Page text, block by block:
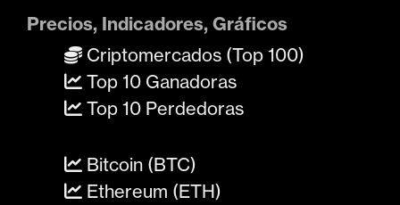
Precios, Indicadores, Gráficos
Criptomercados (Top 100)
Top 10 Ganadoras
Top 10 Perdedoras
Bitcoin (BTC)
Ethereum (ETH)